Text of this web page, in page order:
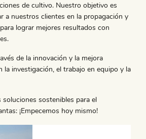
de cultivo. Nuestro objetivo es
a nuestros clientes en la propagación y
lograr mejores resultados con
de la innovación y la mejora
la investigación, el trabajo en equipo y la
sostenibles para el
¡Empecemos hoy mismo!